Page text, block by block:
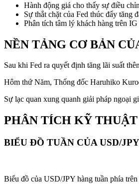
Hành động giá cho thấy sự điều
Sự thắt chặt của Fed thúc đẩy tăng
Phân tích tâm lý khách hàng trên
NỀN TẢNG CƠ BẢN
Sau khi Fed ra quyết định ​​tăng lãi suất
Hôm thứ Năm, Thống đốc Haruhiko
Sự lạc quan xung quanh giải pháp ngoại
PHÂN TÍCH KỸ THUẬT
BIỂU ĐỒ TUẦN CỦAUSD/JPY
Biểu đồ của USD/JPY hàng tuần phía